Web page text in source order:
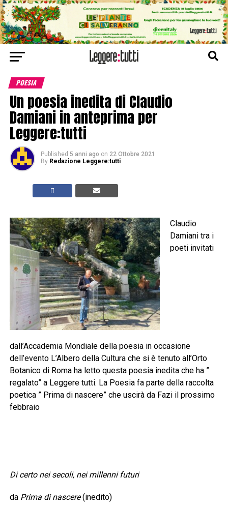
POESIA
Un poesia inedita di Claudio
Damiani in anteprima per
Leggere:tutti
Published 5 anni ago on 22 Ottobre 2021
By Redazione Leggere:tutti
Claudio
Damiani tra i
poeti invitati
dall’Accademia Mondiale della poesia in occasione
dell’evento L’Albero della Cultura che si è tenuto all’Orto
Botanico di Roma ha letto questa poesia inedita che ha ”
regalato” a Leggere tutti. La Poesia fa parte della raccolta
poetica ” Prima di nascere” che uscirà da Fazi il prossimo
febbraio
Di certo nei secoli, nei millenni futuri
da Prima di nascere(inedito)